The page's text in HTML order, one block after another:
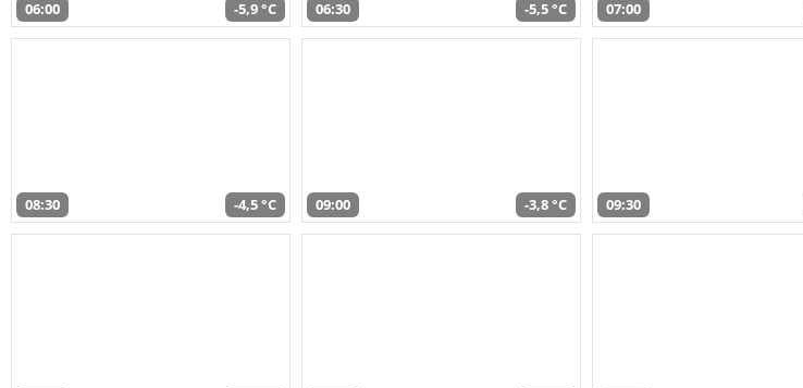
06:00 -5,9 °C 06:30 -5,5 °C 07:00
08:30 -4,5 °C 09:00 -3,8 °C 09:30